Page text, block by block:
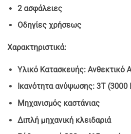
2 ασφάλειες
Οδηγίες χρήσεως
Χαρακτηριστικά:
Υλικό Κατασκευής: Ανθεκτικό
Ικανότητα ανύψωσης: 3T (3000
Μηχανισμός καστάνιας
Διπλή μηχανική κλειδαριά